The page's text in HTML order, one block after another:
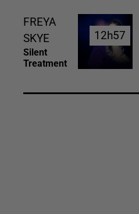
FREYA
SKYE
Silent
Treatment
12h57
12h57